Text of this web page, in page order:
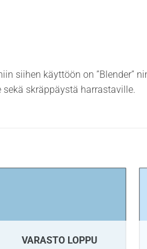
siihen käyttöön on ”Blender”
skräppäystä harrastaville.
VARASTO LOPPU